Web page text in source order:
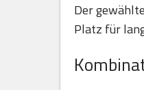
Der
Platz für